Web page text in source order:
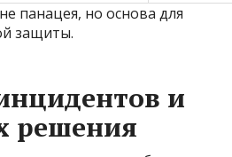
панацея, но основа для
защиты.
и
решения